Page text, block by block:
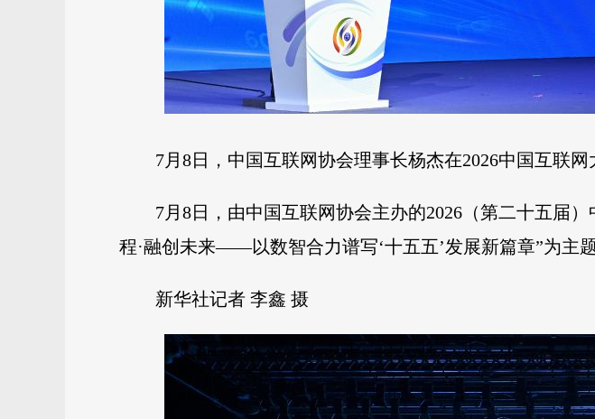
7月8日，中国互联网协会理事长杨杰在2026中国互联网
7月8日，由中国互联网协会主办的2026（第二十五届
程·融创未来——以数智合力谱写‘十五五’发展新篇章”为主
新华社记者 李鑫 摄